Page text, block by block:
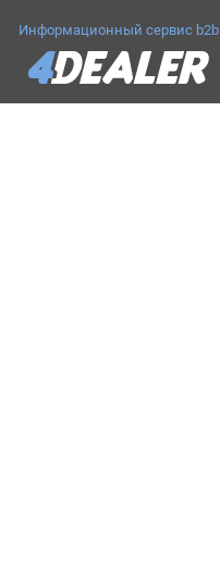
Информационный сервис b2b